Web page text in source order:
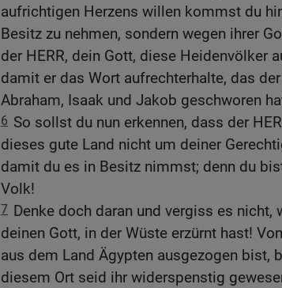
aufrichtigen Herzens willen kommst du
Besitz zu nehmen, sondern wegen ihrer
der HERR, dein Gott, diese Heidenvölker
damit er das Wort aufrechterhalte, das
Abraham, Isaak und Jakob geschworen
6 So sollst du nun erkennen, dass der
dieses gute Land nicht um deiner
damit du es in Besitz nimmst; denn du
Volk!
7 Denke doch daran und vergiss es nicht,
deinen Gott, in der Wüste erzürnt hast!
aus dem Land Ägypten ausgezogen bist,
diesem Ort seid ihr widerspenstig